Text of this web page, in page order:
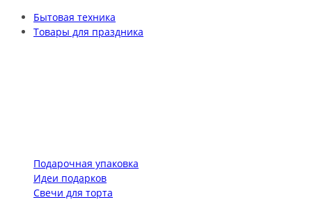
Бытовая техника
Товары для праздника
Подарочная упаковка
Идеи подарков
Свечи для торта